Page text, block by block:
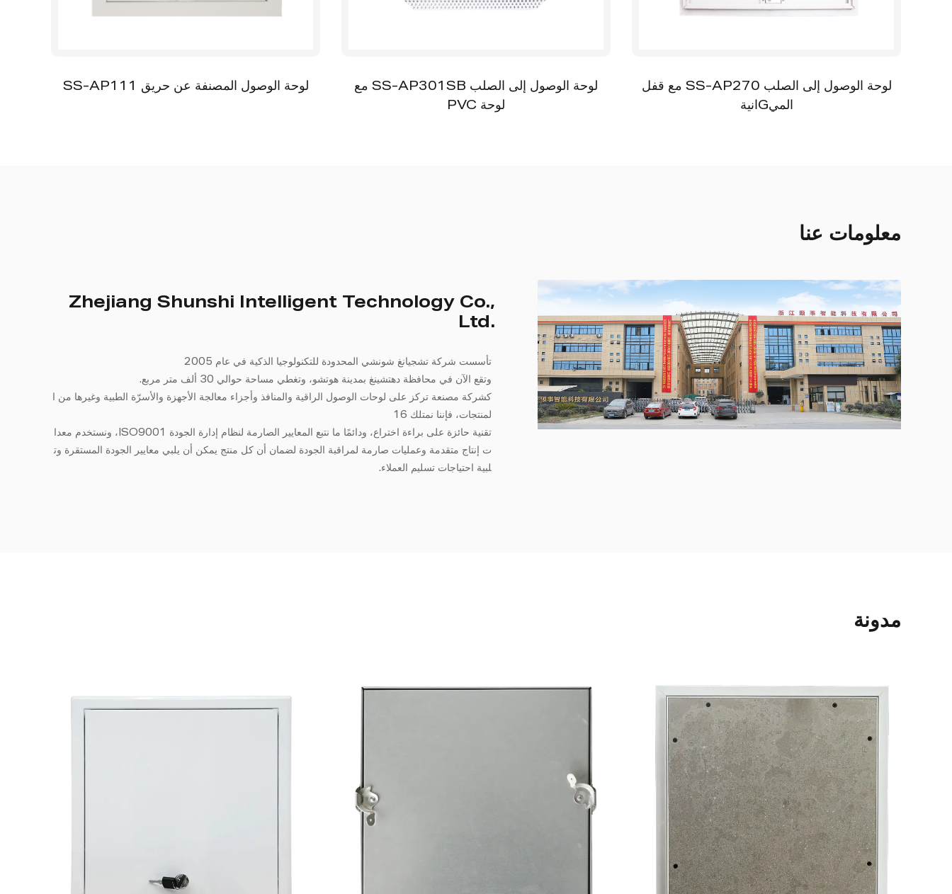
لوحة الوصول إلى الصلب SS-AP270 مع قفل
الميGانية
لوحة الوصول إلى الصلب SS-AP301SB مع
لوحة PVC
لوحة الوصول المصنفة عن حريق SS-AP111
معلومات عنا
Zhejiang Shunshi Intelligent Technology Co.,
Ltd.
تأسست شركة تشجيانغ شونشي المحدودة للتكنولوجيا الذكية في عام 2005
وتقع الآن في محافظة دهتشينغ بمدينة هوتشو، وتغطي مساحة حوالي 30 ألف متر مربع.
كشركة مصنعة تركز على لوحات الوصول الراقية والمنافذ وأجزاء معالجة الأجهزة والأسرّة الطبية وغيرها من ا
لمنتجات، فإننا نمتلك 16
تقنية حائزة على براءة اختراع، ودائمًا ما نتبع المعايير الصارمة لنظام إدارة الجودة ISO9001، ونستخدم معدا
ت إنتاج متقدمة وعمليات صارمة لمراقبة الجودة لضمان أن كل منتج يمكن أن يلبي معايير الجودة المستقرة وت
لبية احتياجات تسليم العملاء.
مدونة